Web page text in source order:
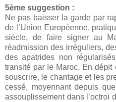
5ème suggestion :
Ne pas baisser la garde par
de l’Union Européenne,
siècle, de faire signer au
réadmission des irréguliers,
des apatrides non
transité par le Maroc. En dépit
souscrire, le chantage et les
cessé, moyennant depuis
assouplissement dans l’octroi